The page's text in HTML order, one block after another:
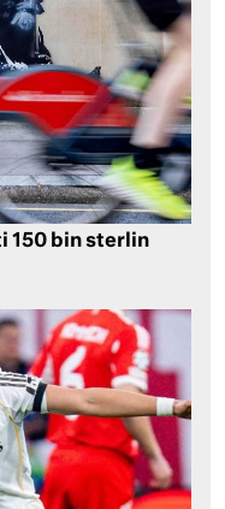
150 bin sterlin